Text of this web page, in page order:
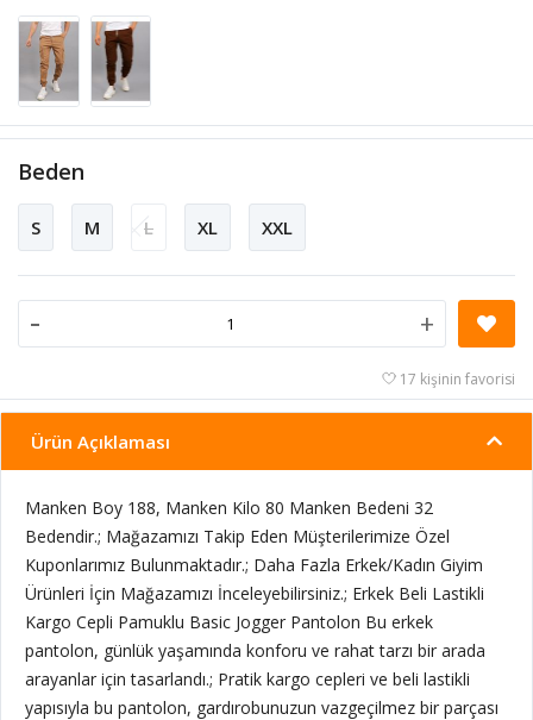
Beden
S M L XL XXL
- +
17 kişinin favorisi
Ürün Açıklaması
Manken Boy 188, Manken Kilo 80 Manken Bedeni 32
Bedendir.; Mağazamızı Takip Eden Müşterilerimize Özel
Kuponlarımız Bulunmaktadır.; Daha Fazla Erkek/Kadın Giyim
Ürünleri İçin Mağazamızı İnceleyebilirsiniz.; Erkek Beli Lastikli
Kargo Cepli Pamuklu Basic Jogger Pantolon Bu erkek
pantolon, günlük yaşamında konforu ve rahat tarzı bir arada
arayanlar için tasarlandı.; Pratik kargo cepleri ve beli lastikli
yapısıyla bu pantolon, gardırobunuzun vazgeçilmez bir parçası